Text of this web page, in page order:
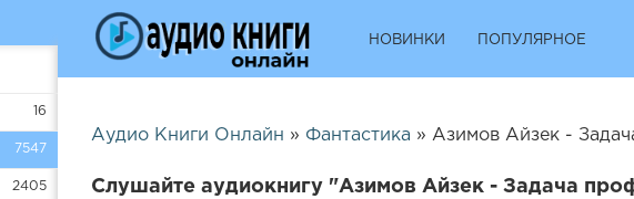
16
7547
2405
НОВИНКИ ПОПУЛЯРНОЕ
Аудио Книги Онлайн » Фантастика » Азимов Айзек -
Слушайте аудиокнигу "Азимов Айзек - Задача